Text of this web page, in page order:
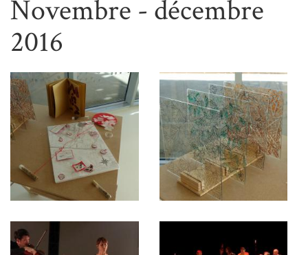
Novembre - décembre
2016